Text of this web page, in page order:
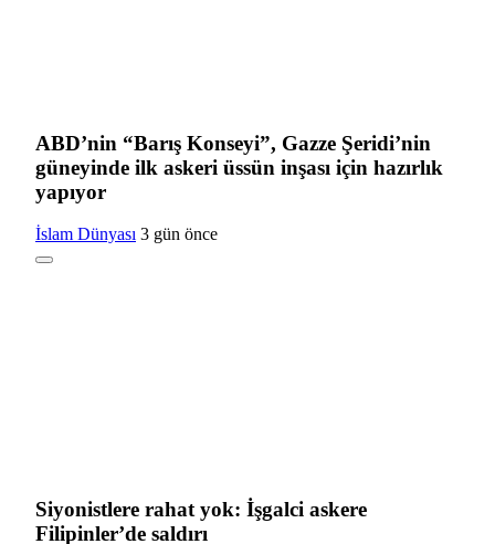
ABD’nin “Barış Konseyi”, Gazze Şeridi’nin
güneyinde ilk askeri üssün inşası için hazırlık
yapıyor
İslam Dünyası 3 gün önce
Siyonistlere rahat yok: İşgalci askere
Filipinler’de saldırı